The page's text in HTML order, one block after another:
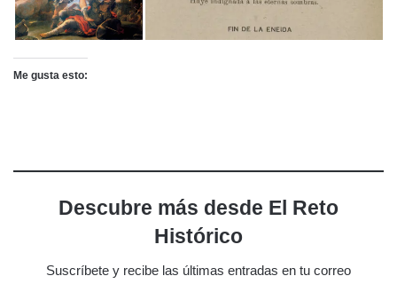
Me gusta esto:
Descubre más desde El Reto
Histórico
Suscríbete y recibe las últimas entradas en tu correo